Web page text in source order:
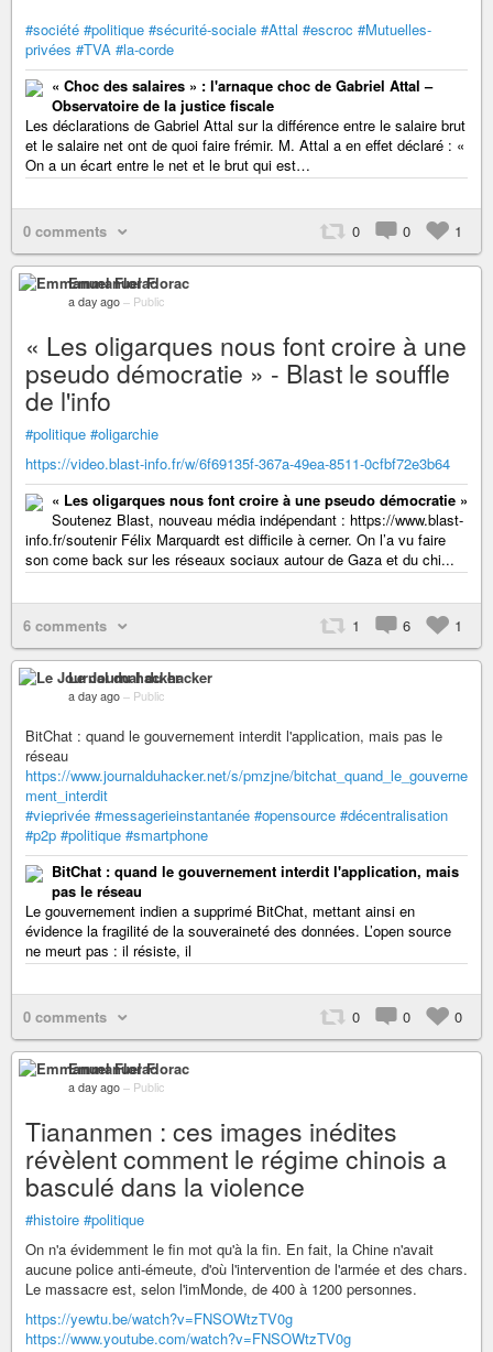
#société #politique #sécurité-sociale #Attal #escroc #Mutuelles-
privées #TVA #la-corde
« Choc des salaires » : l'arnaque choc de Gabriel Attal –
Observatoire de la justice fiscale
Les déclarations de Gabriel Attal sur la différence entre le salaire brut
et le salaire net ont de quoi faire frémir. M. Attal a en effet déclaré : «
On a un écart entre le net et le brut qui est…
0 comments 0 0 1
Emmanuel Florac
a day ago – Public
« Les oligarques nous font croire à une
pseudo démocratie » - Blast le souffle
de l'info
#politique #oligarchie
https://video.blast-info.fr/w/6f69135f-367a-49ea-8511-0cfbf72e3b64
« Les oligarques nous font croire à une pseudo démocratie »
Soutenez Blast, nouveau média indépendant : https://www.blast-
info.fr/soutenir Félix Marquardt est difficile à cerner. On l’a vu faire
son come back sur les réseaux sociaux autour de Gaza et du chi...
6 comments 1 6 1
Le Journal du hacker
a day ago – Public
BitChat : quand le gouvernement interdit l'application, mais pas le
réseau
https://www.journalduhacker.net/s/pmzjne/bitchat_quand_le_gouverne
ment_interdit
#vieprivée #messagerieinstantanée #opensource #décentralisation
#p2p #politique #smartphone
BitChat : quand le gouvernement interdit l'application, mais
pas le réseau
Le gouvernement indien a supprimé BitChat, mettant ainsi en
évidence la fragilité de la souveraineté des données. L’open source
ne meurt pas : il résiste, il
0 comments 0 0 0
Emmanuel Florac
a day ago – Public
Tiananmen : ces images inédites
révèlent comment le régime chinois a
basculé dans la violence
#histoire #politique
On n'a évidemment le fin mot qu'à la fin. En fait, la Chine n'avait
aucune police anti-émeute, d'où l'intervention de l'armée et des chars.
Le massacre est, selon l'imMonde, de 400 à 1200 personnes.
https://yewtu.be/watch?v=FNSOWtzTV0g
https://www.youtube.com/watch?v=FNSOWtzTV0g